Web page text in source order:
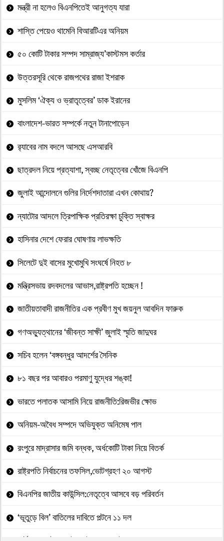
মন্ত্রী না হলেও বিএনপিতেই আনুগত্য যারা
শাস্তি পেয়েও থামেনি বিআরটিএর অনিয়ম
৫০ কোটি টাকার সম্পদ সাম্রাজ্য’কাস্টমস কর্তার
উত্তরসূরি থেকে রাজপথের রাজা ইশরাক
মুসলিম ‘ঐক্য ও ভ্রাতৃত্বের’ ডাক ইরানের
বাংলাদেশ-ভারত সম্পর্কে নতুন টানাপোড়েন
র‍্যাবের নাম বদলে আসছে এসআরবি
ছাত্রদল নিয়ে প্রত্যাশা, স্বচ্ছ নেতৃত্বের খোঁজে বিএনপি
জুলাই আন্দোলনে গুলির নির্দেশদাতারা এখন কোথায়?
ন্যাটোর আদলে ত্রিপাক্ষিক প্রতিরক্ষা চুক্তি স্বাক্ষর
হাসিনার দেশে ফেরার ঘোষণায় লাভক্ষতি
সিলেটে দুই বাসের মুখোমুখি সংঘর্ষে নিহত ৮
মন্ত্রিসভায় রদবদলের আভাস,রাষ্ট্রপতি হচ্ছেন !
জাতীয়তাবাদী রাজনীতির এক প্রবীণ মুখ জয়নুল আবদিন ফারুক
গণঅভ্যুত্থানের ‘জীবন্ত সাক্ষী’ জুলাই স্মৃতি জাদুঘর
সচিব হলেন ‘বঙ্গবন্ধুর আদর্শের সৈনিক
৮১ বছর পর আবারও পরমাণু যুদ্ধের শঙ্কা!
ভারতে পলাতক আসামি নিয়ে রাজনীতি:রিজভীর ক্ষোভ
অনিয়ম-অবৈধ সম্পদে অভিযুক্ত অনিমেষ পাল
রংপুরে মাদ্রাসার জমি বন্ধক, অর্ধকোটি টাকা নিয়ে বিতর্ক
রাষ্ট্রপতি নির্বাচনের তফসিল,ভোটগ্রহণ ২০ আগস্ট
বিএনপির জাতীয় কাউন্সিল:নেতৃত্বে আসবে বড় পরিবর্তন
‘ভূতুড়ে বিল’ বাতিলের দাবিতে পল্টনে ১১ দল